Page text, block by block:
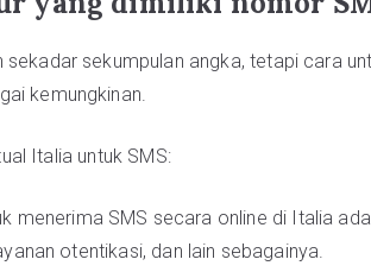
sekumpulan angka, tetapi cara
kemungkinan.
Italia untuk SMS:
menerima SMS secara online di Italia
otentikasi, dan lain sebagainya.